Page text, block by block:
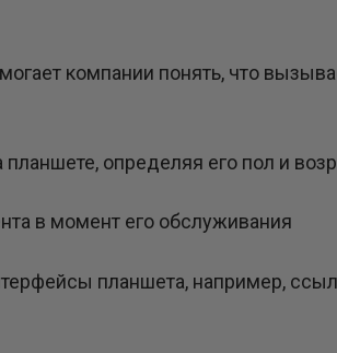
компании понять, что
определяя его пол и
в момент его обслуживания
планшета, например,